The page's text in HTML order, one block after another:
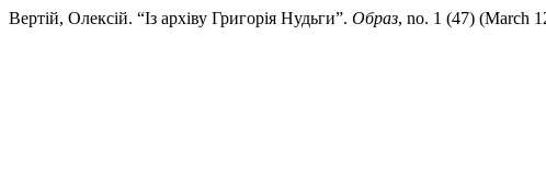
Вертій, Олексій. “Із архіву Григорія Нудьги”. Образ, no. 1 (47) (March